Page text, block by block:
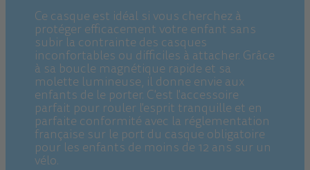
Ce casque est idéal si vous cherchez à
protéger efficacement votre enfant sans
subir la contrainte des casques
inconfortables ou difficiles à attacher. Grâce
à sa boucle magnétique rapide et sa
molette lumineuse, il donne envie aux
enfants de le porter. C'est l'accessoire
parfait pour rouler l'esprit tranquille et en
parfaite conformité avec la réglementation
française sur le port du casque obligatoire
pour les enfants de moins de 12 ans sur un
vélo.